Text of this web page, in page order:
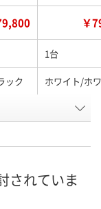
￥
1台
ック ホワイト/ホ
E686036
だけ
現在ご注文い
されていま